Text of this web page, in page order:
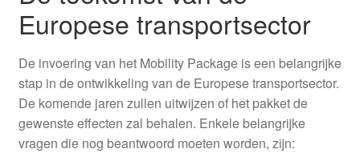
Europese transportsector
De invoering van het Mobility Package is een belangrijke
stap in de ontwikkeling van de Europese transportsector.
De komende jaren zullen uitwijzen of het pakket de
gewenste effecten zal behalen. Enkele belangrijke
vragen die nog beantwoord moeten worden, zijn: